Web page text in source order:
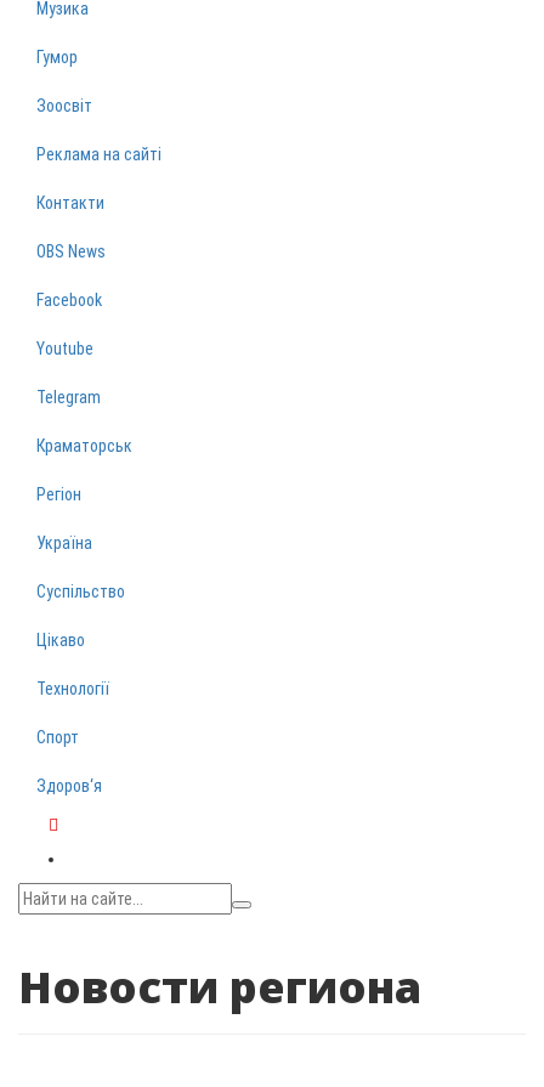
Музика
Гумор
Зоосвіт
Реклама на сайті
Контакти
OBS News
Facebook
Youtube
Telegram
Краматорськ
Регіон
Україна
Суспільство
Цікаво
Технології
Спорт
Здоров‘я
Новости региона